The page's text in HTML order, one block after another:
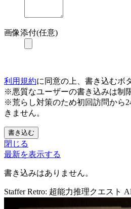
画像添付(任意)
利用規約に同意の上、書き込むボ
※悪質なユーザーの書き込みは制
※荒らし対策のため初回訪問から
きません。
書き込む
閉じる
最新を表示する
書き込みはありません。
Staffer Retro: 超能力推理クエスト